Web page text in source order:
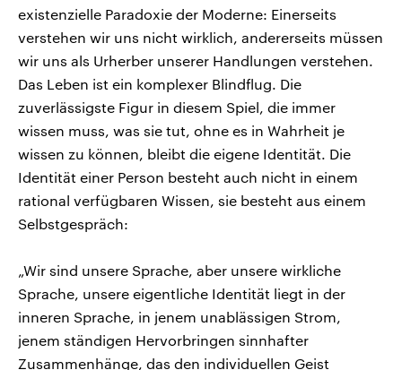
existenzielle Paradoxie der Moderne: Einerseits
verstehen wir uns nicht wirklich, andererseits müssen
wir uns als Urherber unserer Handlungen verstehen.
Das Leben ist ein komplexer Blindflug. Die
zuverlässigste Figur in diesem Spiel, die immer
wissen muss, was sie tut, ohne es in Wahrheit je
wissen zu können, bleibt die eigene Identität. Die
Identität einer Person besteht auch nicht in einem
rational verfügbaren Wissen, sie besteht aus einem
Selbstgespräch:
„Wir sind unsere Sprache, aber unsere wirkliche
Sprache, unsere eigentliche Identität liegt in der
inneren Sprache, in jenem unablässigen Strom,
jenem ständigen Hervorbringen sinnhafter
Zusammenhänge, das den individuellen Geist